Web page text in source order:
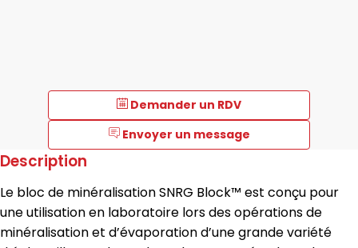
Demander un RDV
Envoyer un message
Description
Le bloc de minéralisation SNRG Block™ est conçu pour
une utilisation en laboratoire lors des opérations de
minéralisation et d’évaporation d’une grande variété